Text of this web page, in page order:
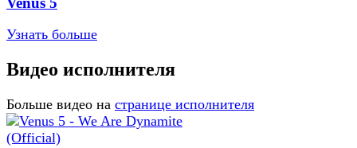
Узнать больше
Видео исполнителя
Больше видео на странице исполнителя